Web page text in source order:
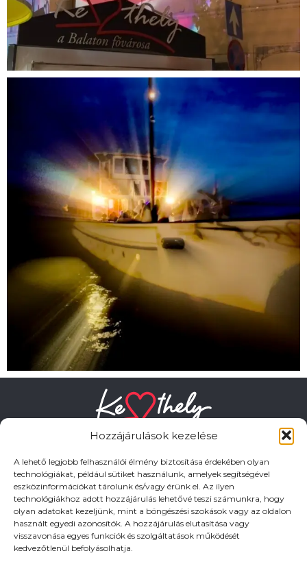
Hozzájárulások kezelése
A lehető legjobb felhasználói élmény biztosítása érdekében olyan
technológiákat, például sütiket használunk, amelyek segítségével
eszközinformációkat tárolunk és/vagy érünk el. Az ilyen
technológiákhoz adott hozzájárulás lehetővé teszi számunkra, hogy
olyan adatokat kezeljünk, mint a böngészési szokások vagy az oldalon
használt egyedi azonosítók. A hozzájárulás elutasítása vagy
visszavonása egyes funkciók és szolgáltatások működését
kedvezőtlenül befolyásolhatja.
HASZNOS LINKEK
Adatkezelési tájékoztató
Impresszum